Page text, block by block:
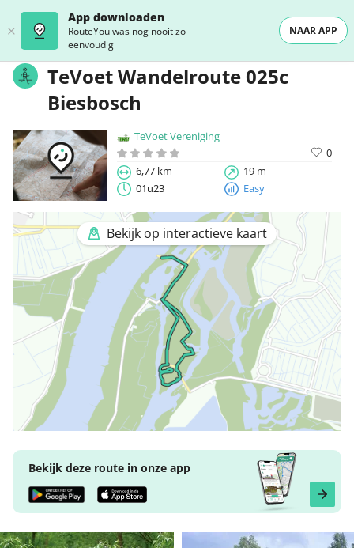
App downloaden
RouteYou was nog nooit zo
eenvoudig
NAAR APP
TeVoet Wandelroute 025c
Biesbosch
TeVoet Vereniging
0
6,77 km
19 m
01u23
Easy
Bekijk op interactieve kaart
Bekijk deze route in onze app